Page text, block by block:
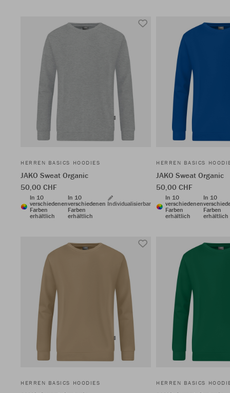
HERREN BASICS HOODIES
JAKO Sweat Organic
50,00 CHF
In 10
verschiedenen
Farben
erhältlich
In 10
verschiedenen
Farben
erhältlich
Individualisierbar
HERREN BASICS
JAKO Sweat Organic
50,00 CHF
In 10
verschiedenen
Farben
erhältlich
In 10
Farben
erhältlich
HERREN BASICS HOODIES HERREN BASICS